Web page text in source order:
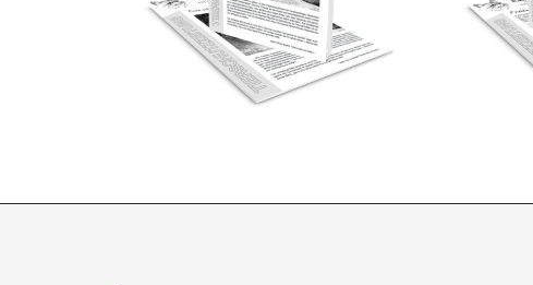
2019-2020